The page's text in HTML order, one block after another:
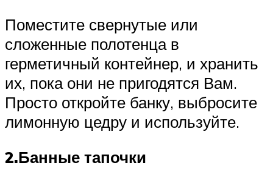
Поместите свернутые или
сложенные полотенца в
герметичный контейнер, и хранить
их, пока они не пригодятся Вам.
Просто откройте банку, выбросите
лимонную цедру и используйте.
2.Банные тапочки